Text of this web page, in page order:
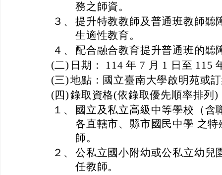
務之師資。
３、 提升特教教師及普通班教師聽
生適性教育。
４、
配合融合教育提升普通班的聽
(二) 日期： 114 年 7 月 1 日至 115
(三)地點：國立臺南大學啟明苑或
(四)錄取資格(依錄取優先順率排列)
１、
國立及私立高級中等學校（含
各直轄市、縣市國民中學 之
師。
２、 公私立國小附幼或公私立幼兒
任教師。